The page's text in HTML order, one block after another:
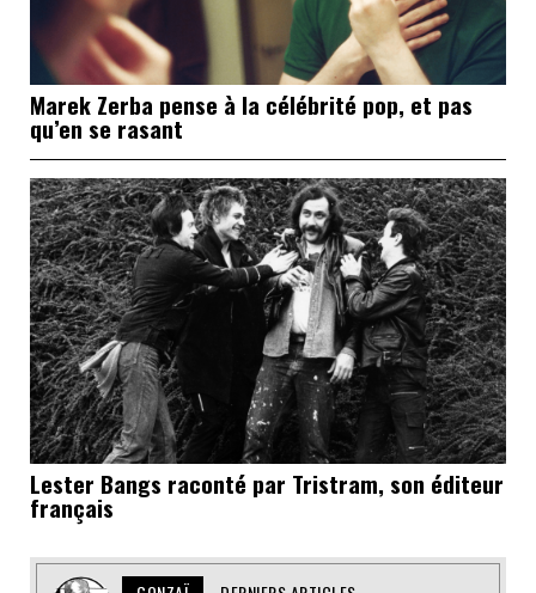
Marek Zerba pense à la célébrité pop, et pas
qu’en se rasant
Lester Bangs raconté par Tristram, son éditeur
français